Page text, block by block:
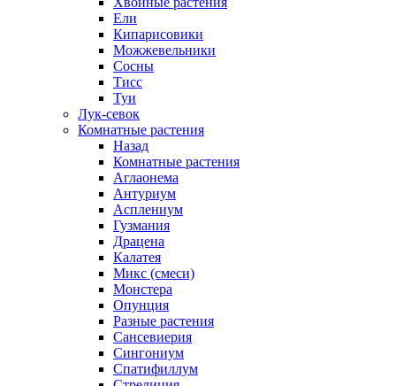
Ели
Кипарисовики
Можжевельники
Сосны
Тисс
Туи
Лук-севок
Комнатные растения
Назад
Комнатные растения
Аглаонема
Антуриум
Асплениум
Гузмания
Драцена
Калатея
Микс (смеси)
Монстера
Опунция
Разные растения
Сансевиерия
Сингониум
Спатифиллум